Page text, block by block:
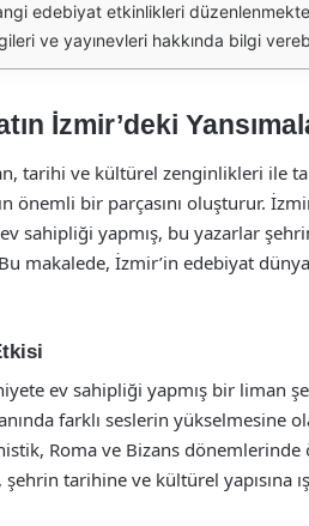
edebiyat etkinlikleri
ve yayınevleri hakkında bilgi
İzmir’deki
tarihi ve kültürel zenginlikleri ile
önemli bir parçasını oluşturur.
sahipliği yapmış, bu yazarlar
makalede, İzmir’in edebiyat
ev sahipliği yapmış bir liman
farklı seslerin yükselmesine
Roma ve Bizans
tarihine ve kültürel yapısına